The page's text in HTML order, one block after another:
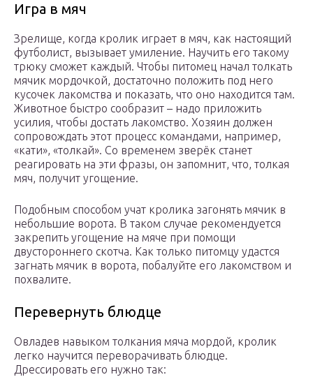
Игра в мяч
Зрелище, когда кролик играет в мяч, как настоящий
футболист, вызывает умиление. Научить его такому
трюку сможет каждый. Чтобы питомец начал толкать
мячик мордочкой, достаточно положить под него
кусочек лакомства и показать, что оно находится там.
Животное быстро сообразит – надо приложить
усилия, чтобы достать лакомство. Хозяин должен
сопровождать этот процесс командами, например,
«кати», «толкай». Со временем зверёк станет
реагировать на эти фразы, он запомнит, что, толкая
мяч, получит угощение.
Подобным способом учат кролика загонять мячик в
небольшие ворота. В таком случае рекомендуется
закрепить угощение на мяче при помощи
двустороннего скотча. Как только питомцу удастся
загнать мячик в ворота, побалуйте его лакомством и
похвалите.
Перевернуть блюдце
Овладев навыком толкания мяча мордой, кролик
легко научится переворачивать блюдце.
Дрессировать его нужно так: